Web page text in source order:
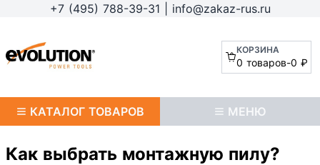
+7 (495) 788-39-31 info@zakaz-rus.ru
КОРЗИНА
0 товаров-0 ₽
КАТАЛОГ ТОВАРОВ МЕНЮ
Как выбрать монтажную пилу?